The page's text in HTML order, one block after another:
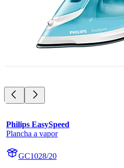
Philips EasySpeed
Plancha a vapor
GC1028/20